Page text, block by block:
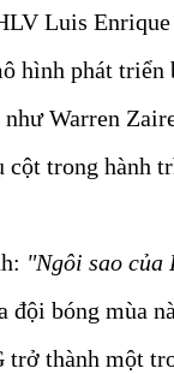
Luis Enrique
hình phát
Warren
cột trong hành
"Ngôi sao của
đội bóng mùa
trở thành một